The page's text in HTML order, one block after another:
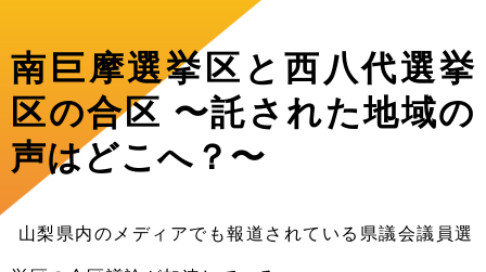
南巨摩選挙区と西八代選挙
区の合区 〜託された地域の
声はどこへ？〜
山梨県内のメディアでも報道されている県議会議員選